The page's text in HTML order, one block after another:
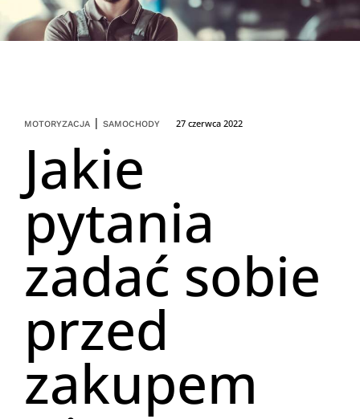
MOTORYZACJA | SAMOCHODY 27 czerwca 2022
Jakie
pytania
zadać sobie
przed
zakupem